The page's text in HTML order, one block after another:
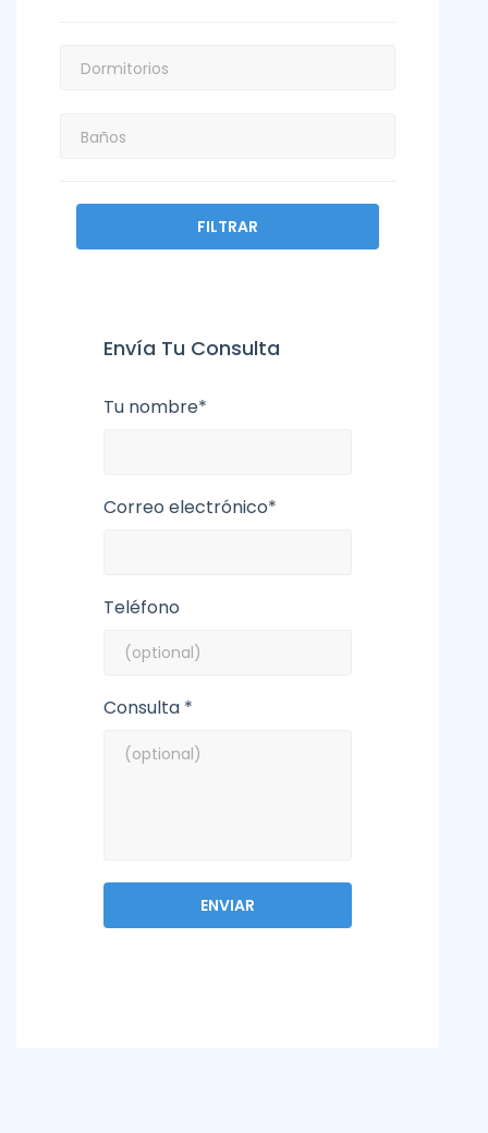
FILTRAR
Envía Tu Consulta
Tu nombre*
Correo electrónico*
Teléfono
Consulta *